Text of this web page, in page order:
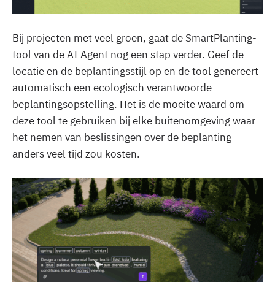
Bij projecten met veel groen, gaat de SmartPlanting-
tool van de AI Agent nog een stap verder. Geef de
locatie en de beplantingsstijl op en de tool genereert
automatisch een ecologisch verantwoorde
beplantingsopstelling. Het is de moeite waard om
deze tool te gebruiken bij elke buitenomgeving waar
het nemen van beslissingen over de beplanting
anders veel tijd zou kosten.